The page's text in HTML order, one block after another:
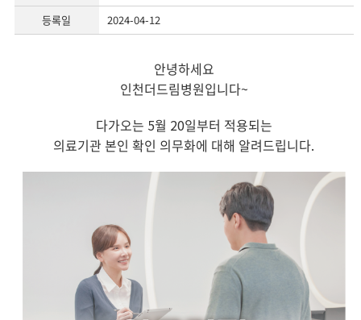
등록일
2024-04-12
안녕하세요
인천더드림병원입니다~
다가오는 5월 20일부터 적용되는
의료기관 본인 확인 의무화에 대해 알려드립니다.